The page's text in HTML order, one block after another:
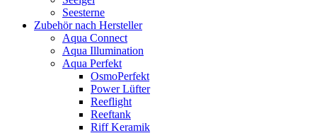
Seesterne
Zubehör nach Hersteller
Aqua Connect
Aqua Illumination
Aqua Perfekt
OsmoPerfekt
Power Lüfter
Reeflight
Reeftank
Riff Keramik